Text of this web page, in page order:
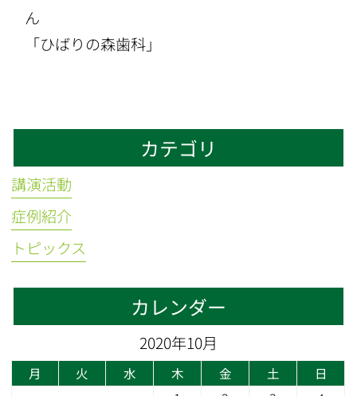
ん
「ひばりの森歯科」
カテゴリ
講演活動
症例紹介
トピックス
カレンダー
2020年10月
月 火 水 木 金 土 日